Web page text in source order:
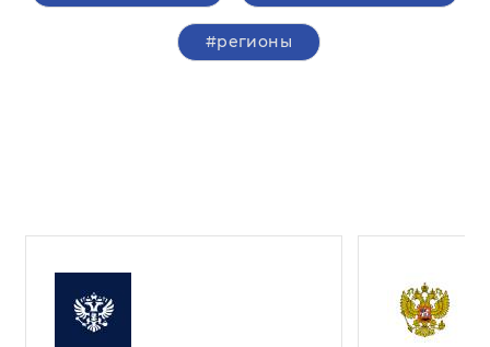
#регионы